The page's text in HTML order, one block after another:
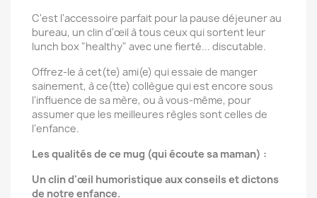
C'est l'accessoire parfait pour la pause déjeuner au
bureau, un clin d'œil à tous ceux qui sortent leur
lunch box "healthy" avec une fierté... discutable.
Offrez-le à cet(te) ami(e) qui essaie de manger
sainement, à ce(tte) collègue qui est encore sous
l'influence de sa mère, ou à vous-même, pour
assumer que les meilleures règles sont celles de
l'enfance.
Les qualités de ce mug (qui écoute sa maman) :
Un clin d'œil humoristique aux conseils et dictons
de notre enfance.